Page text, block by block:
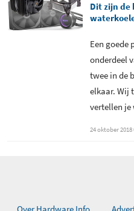
Dit zijn de
Een goede
onderdeel
twee in de
elkaar. Wij
vertellen je
24 oktober 2018